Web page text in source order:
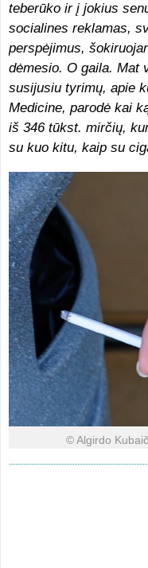
teberūko ir į jokius
socialines reklamas,
perspėjimus,
dėmesio. O gaila. Mat
susijusiu tyrimų, apie
Medicine, parodė kai
iš 346 tūkst. mirčių,
su kuo kitu, kaip su
© Algirdo